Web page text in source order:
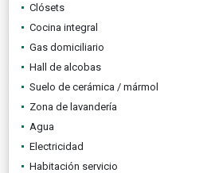
Clósets
Cocina integral
Gas domiciliario
Hall de alcobas
Suelo de cerámica / mármol
Zona de lavandería
Agua
Electricidad
Habitación servicio